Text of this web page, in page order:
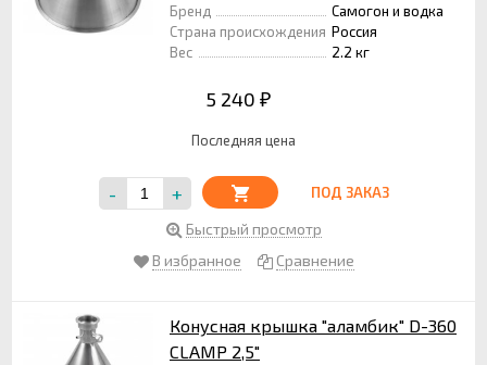
Бренд
Самогон и водка
Страна происхождения Россия
Вес
2.2 кг
5 240 ₽
Последняя цена
- + ПОД ЗАКАЗ
Быстрый просмотр
В избранное
Сравнение
Конусная крышка "аламбик" D-360
CLAMP 2,5"